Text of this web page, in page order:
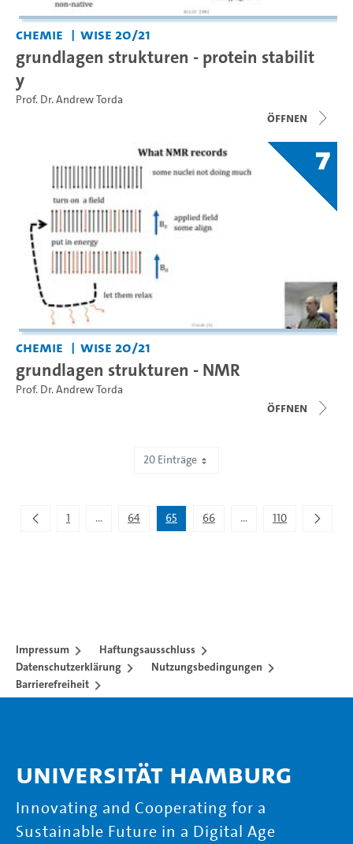
Chemie WiSe 20/21
grundlagen strukturen - protein stabilit
y
Prof. Dr. Andrew Torda
Öffnen
7
Chemie WiSe 20/21
grundlagen strukturen - NMR
Prof. Dr. Andrew Torda
Öffnen
20 Einträge
1 ...Zwischenseiten Navigieren mit TAB-Taste.
64 65 66 ...Zwischenseiten
110
Impressum
Haftungsausschluss
Datenschutzerklärung
Nutzungsbedingungen
Barrierefreiheit
Universität Hamburg
Innovating and Cooperating for a
Sustainable Future in a Digital Age